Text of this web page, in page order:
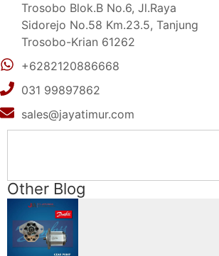
Trosobo Blok.B No.6, Jl.Raya
Sidorejo No.58 Km.23.5, Tanjung
Trosobo-Krian 61262
+6282120886668
031 99897862
sales@jayatimur.com
Other Blog